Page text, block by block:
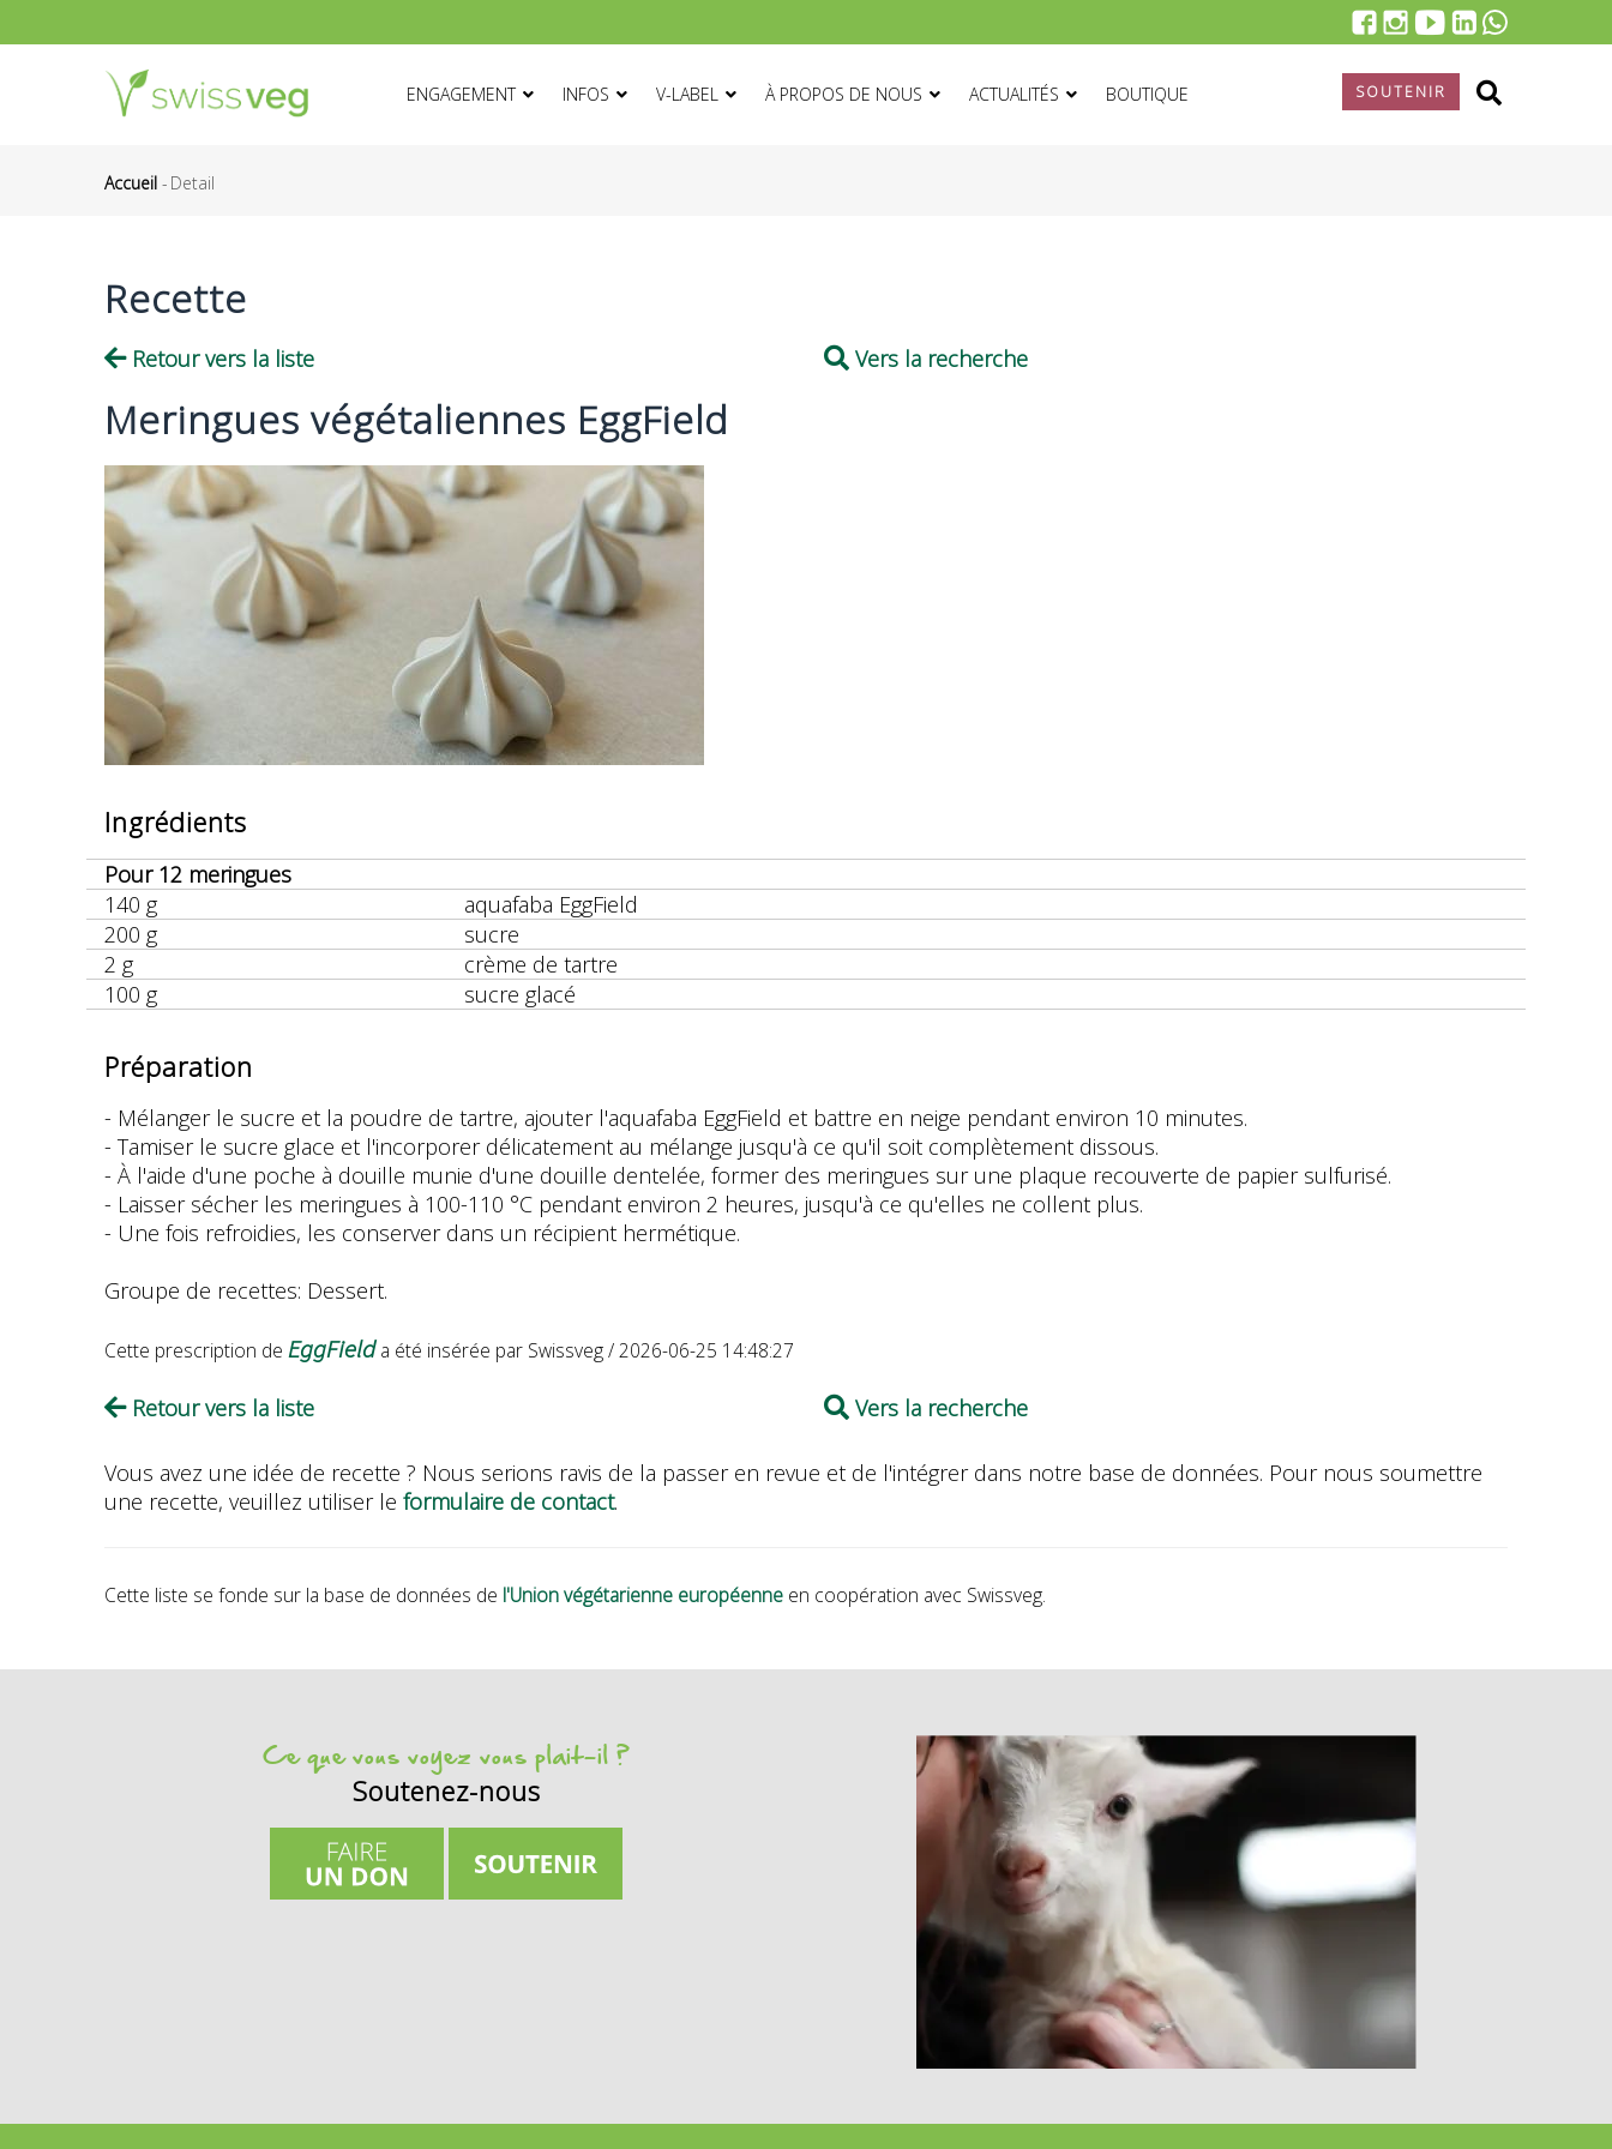
au
ENGAGEMENT
INFOS V-LABEL À PROPOS DE NOUS ACTUALITÉS BOUTIQUE SOUTENIR
Accueil - Detail
Recette
Retour vers la liste Vers la recherche
Meringues végétaliennes EggField
Ingrédients
Pour 12 meringues
140 g
aquafaba EggField
200 g
sucre
2 g
crème de tartre
100 g
sucre glacé
Préparation
- Mélanger le sucre et la poudre de tartre, ajouter l'aquafaba EggField et battre en neige pendant environ 10 minutes.
- Tamiser le sucre glace et l'incorporer délicatement au mélange jusqu'à ce qu'il soit complètement dissous.
- À l'aide d'une poche à douille munie d'une douille dentelée, former des meringues sur une plaque recouverte de papier sulfurisé.
- Laisser sécher les meringues à 100-110 °C pendant environ 2 heures, jusqu'à ce qu'elles ne collent plus.
- Une fois refroidies, les conserver dans un récipient hermétique.
Groupe de recettes: Dessert.
Cette prescription de EggFielda été insérée par Swissveg / 2026-06-25 14:48:27
Retour vers la liste Vers la recherche
Vous avez une idée de recette ? Nous serions ravis de la passer en revue et de l'intégrer dans notre base de données. Pour nous soumettre
une recette, veuillez utiliser le formulaire de contact.
Cette liste se fonde sur la base de données de l'Union végétarienne européenne en coopération avec Swissveg.
Ce que vous voyez vous plait-il ?
Soutenez-nous